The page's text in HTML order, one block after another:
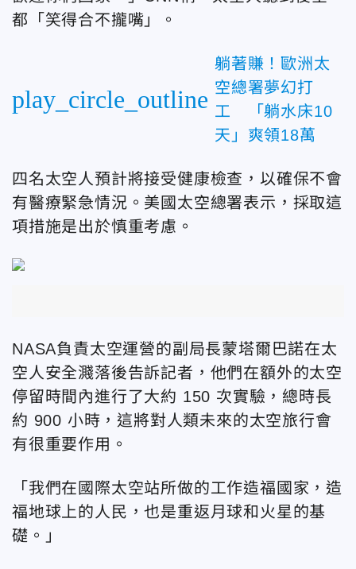
都「笑得合不攏嘴」。
play_circle_outline
躺著賺！歐洲太
空總署夢幻打
工 「躺水床10
天」爽領18萬
四名太空人預計將接受健康檢查，以確保不會
有醫療緊急情況。 美國太空總署表示，採取這
項措施是出於慎重考慮。
NASA負責太空運營的副局長蒙塔爾巴諾在太
空人安全濺落後告訴記者，他們在額外的太空
停留時間內進行了大約 150 次實驗，總時長
約 900 小時，這將對人類未來的太空旅行會
有很重要作用。
「我們在國際太空站所做的工作造福國家，造
福地球上的人民，也是重返月球和火星的基
礎。 」